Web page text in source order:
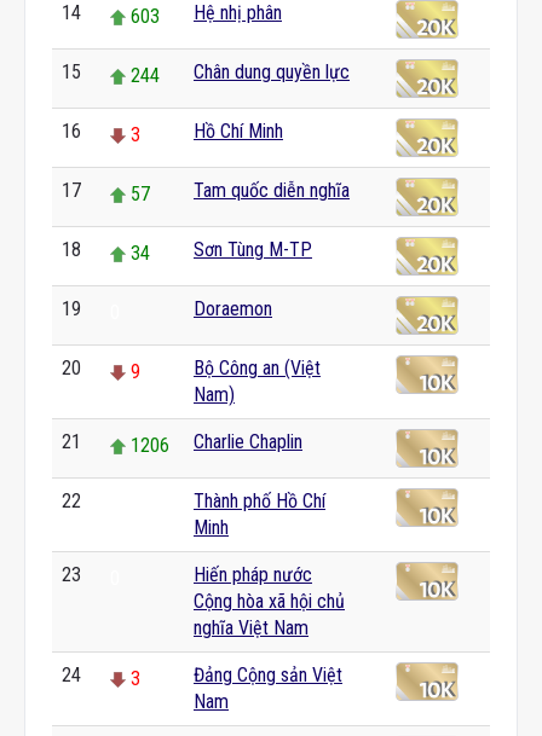
14 603 Hệ nhị phân
15 244 Chân dung quyền lực
16 3 Hồ Chí Minh
17 57 Tam quốc diễn nghĩa
18 34 Sơn Tùng M-TP
19 Doraemon
20 9
Bộ Công an (Việt
Nam)
21 1206 Charlie Chaplin
22
Thành phố Hồ Chí
Minh
23
Hiến pháp nước
Cộng hòa xã hội chủ
nghĩa Việt Nam
24 3
Đảng Cộng sản Việt
Nam